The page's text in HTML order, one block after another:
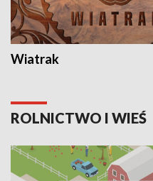
Wiatrak
ROLNICTWO I WIEŚ